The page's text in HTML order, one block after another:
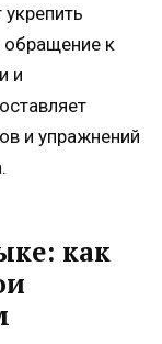
обращение к
и
и упражнений
как